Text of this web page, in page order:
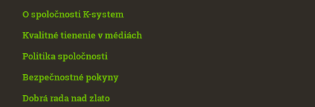
O spoločnosti K-system
Kvalitné tienenie v médiách
Politika spoločnosti
Bezpečnostné pokyny
Dobrá rada nad zlato